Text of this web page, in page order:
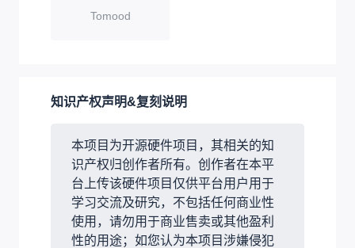
Tomood
知识产权声明&复刻说明
本项目为开源硬件项目，其相关的知
识产权归创作者所有。创作者在本平
台上传该硬件项目仅供平台用户用于
学习交流及研究，不包括任何商业性
使用，请勿用于商业售卖或其他盈利
性的用途；如您认为本项目涉嫌侵犯